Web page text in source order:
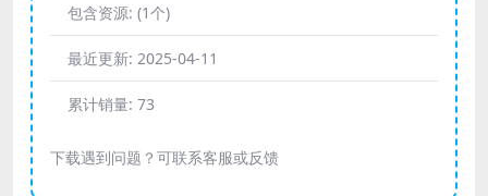
包含资源: (1个)
最近更新: 2025-04-11
累计销量: 73
下载遇到问题？可联系客服或反馈